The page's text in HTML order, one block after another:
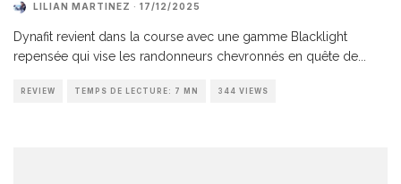
LILIAN MARTINEZ · 17/12/2025
Dynafit revient dans la course avec une gamme Blacklight
repensée qui vise les randonneurs chevronnés en quête de
REVIEW TEMPS DE LECTURE: 7 MN 344 VIEWS